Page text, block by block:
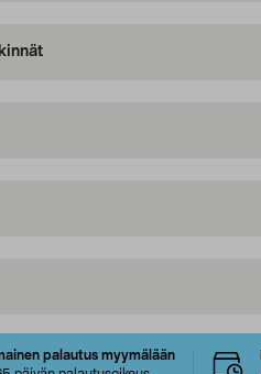
palautus myymälään